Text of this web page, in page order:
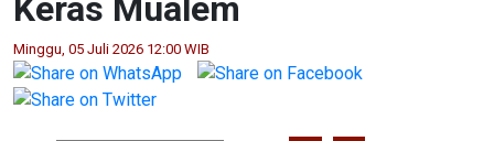
Keras Mualem
Minggu, 05 Juli 2026 12:00 WIB